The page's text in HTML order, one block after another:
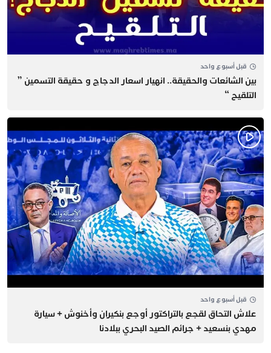
قبل أسبوع واحد
بين الشائعات والحقيقة.. انهيار اسعار الدجاج و حقيقة التسمين ”
التلقيح “
قبل أسبوع واحد
علاش التحاق لقجع بالتراكتور أوجع بنكيران وأخنوش + سيارة
مهدي بنسعيد + جرائم الصيد البحري ببلادنا